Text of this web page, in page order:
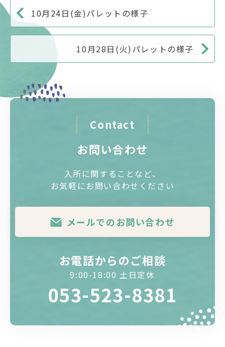
10月24日(金)パレットの様子
10月28日(火)パレットの様子
Contact
お問い合わせ
入所に関することなど、
お気軽にお問い合わせください
メールでのお問い合わせ
お電話からのご相談
9:00-18:00 土日定休
053-523-8381